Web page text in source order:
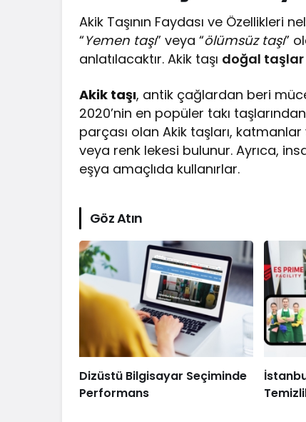
Akik Taşının Faydası ve Özellikleri
“Yemen taşı” veya “ölümsüz taşı”
anlatılacaktır. Akik taşı doğal taşlar
Akik taşı, antik çağlardan beri
2020’nin en popüler takı
parçası olan Akik taşları,
veya renk lekesi bulunur. Ayrıca,
eşya amaçlıda kullanırlar.
Göz Atın
Dizüstü Bilgisayar Seçiminde
Performans